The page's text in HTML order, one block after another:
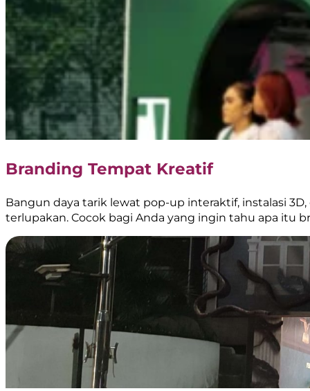
Branding Tempat Kreatif
Bangun daya tarik lewat pop-up interaktif, instalasi
terlupakan. Cocok bagi Anda yang ingin tahu apa itu